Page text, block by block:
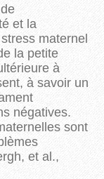
et la
maternel
la petite
à
à savoir un
négatives.
sont
et al.,